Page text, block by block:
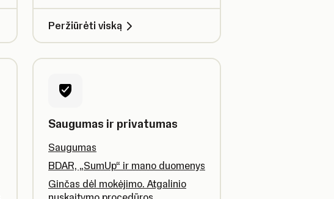
Peržiūrėti viską
Saugumas ir privatumas
Saugumas
BDAR, „SumUp“ ir mano duomenys
Ginčas dėl mokėjimo. Atgalinio